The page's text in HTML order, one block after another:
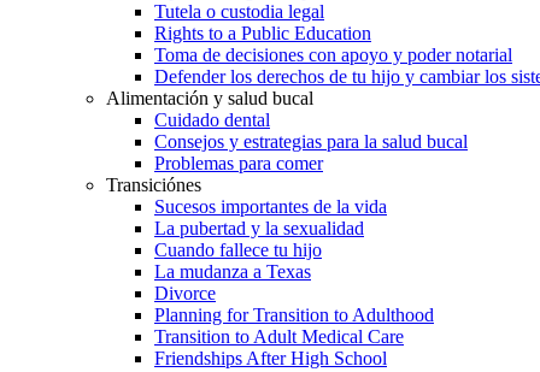
Tutela o custodia legal
Rights to a Public Education
Toma de decisiones con apoyo y poder notarial
Defender los derechos de tu hijo y cambiar los
Alimentación y salud bucal
Cuidado dental
Consejos y estrategias para la salud bucal
Problemas para comer
Transiciónes
Sucesos importantes de la vida
La pubertad y la sexualidad
Cuando fallece tu hijo
La mudanza a Texas
Divorce
Planning for Transition to Adulthood
Transition to Adult Medical Care
Friendships After High School